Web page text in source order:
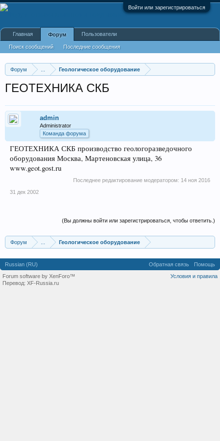
Войти или зарегистрироваться
Форум Геологическое оборудование
ГЕОТЕХНИКА СКБ
admin
Administrator
Команда форума
ГЕОТЕХНИКА СКБ производство геологоразведочного
оборудования Москва, Мартеновская улица, 36
www.geot.gost.ru
Последнее редактирование модератором: 14 ноя 2016
31 дек 2002
(Вы должны войти или зарегистрироваться, чтобы ответить.)
Форум Геологическое оборудование
Главная Форум
Поиск сообщений Последние сообщения
Пользователи
Russian (RU) Обратная связь
Помощь
Условия и правила
Forum software by XenForo™
Перевод: XF-Russia.ru